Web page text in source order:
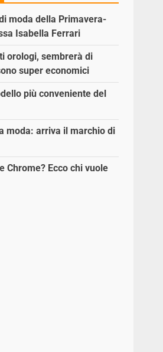
moda della Primavera-
Isabella Ferrari
orologi, sembrerà di
super economici
più conveniente del
moda: arriva il marchio di
Chrome? Ecco chi vuole